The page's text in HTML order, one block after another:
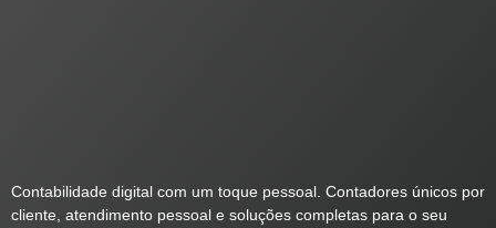
Contabilidade digital com um toque pessoal. Contadores únicos por
cliente, atendimento pessoal e soluções completas para o seu